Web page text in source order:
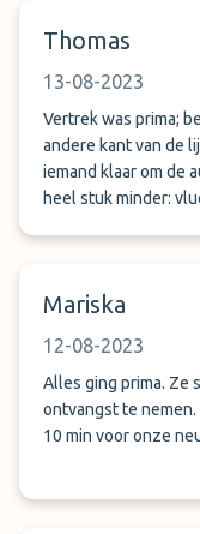
Thomas
13-08-2023
Vertrek was prima;
andere kant van de
iemand klaar om de auto mee
heel stuk minder:
doorgegeven, kreeg
betaald hebben had
Mariska
12-08-2023
Alles ging prima. Ze stonden bij klaar om de auto in
ontvangst te
10 min voor onze